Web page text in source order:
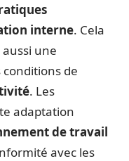
interne. Cela
une
de
. Les
adaptation
de travail
avec les